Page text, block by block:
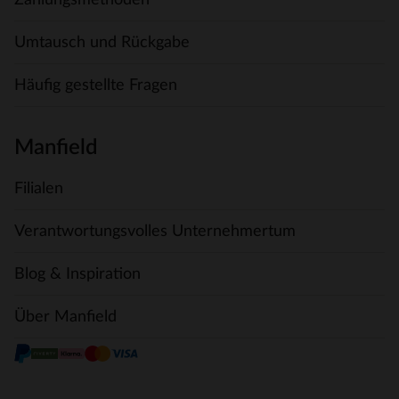
Umtausch und Rückgabe
Häufig gestellte Fragen
Manfield
Filialen
Verantwortungsvolles Unternehmertum
Blog & Inspiration
Über Manfield